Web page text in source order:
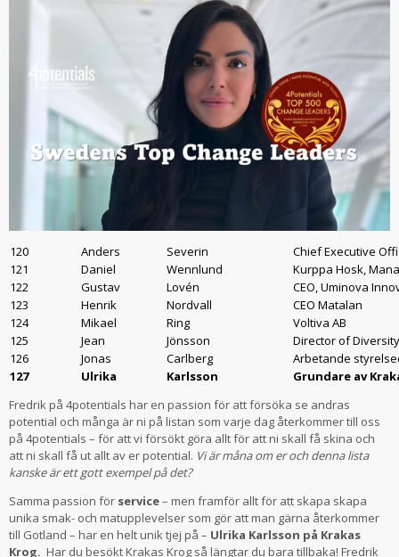
120 Anders Severin
Chief Executive
121
Daniel Wennlund
Kurppa Hosk,
122
Gustav Lovén
CEO, Uminova
123
Henrik Nordvall
CEO Matalan
124
Mikael Ring
Voltiva AB
125
Jean Jönsson
Director of
126
Jonas Carlberg
Arbetande
127
Ulrika Karlsson
Grundare av
Fredrik på 4potentials har en passion för att försöka se andras
potential och många är ni på listan som varje dag återkommer till oss
på 4potentials – för att vi försökt göra allt för att ni skall få skina och
att ni skall få ut allt av er potential. Vi är måna om er och denna lista
kanske är ett gott exempel på det?
Samma passion för service– men framför allt för att skapa skapa
unika smak- och matupplevelser som gör att man gärna återkommer
till Gotland – har en helt unik tjej på – Ulrika Karlsson på Krakas
Krog. Har du besökt Krakas Krog så längtar du bara tillbaka! Fredrik